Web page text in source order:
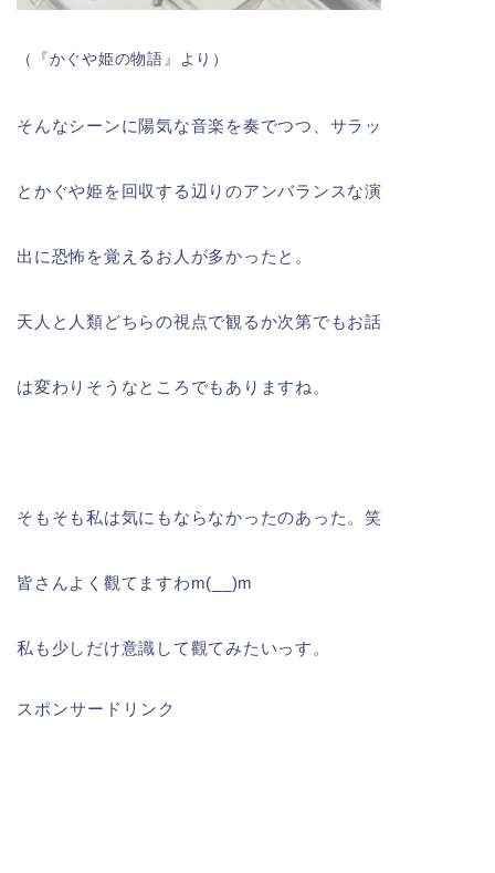
（『かぐや姫の物語』より）
そんなシーンに陽気な音楽を奏でつつ、サラッ
とかぐや姫を回収する辺りのアンバランスな演
出に恐怖を覚えるお人が多かったと。
天人と人類どちらの視点で観るか次第でもお話
は変わりそうなところでもありますね。
そもそも私は気にもならなかったのあった。笑
皆さんよく觀てますわm(__)m
私も少しだけ意識して觀てみたいっす。
スポンサードリンク